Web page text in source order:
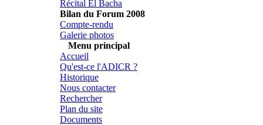
Récital El Bacha
Bilan du Forum 2008
Compte-rendu
Galerie photos
Menu principal
Accueil
Qu'est-ce l'ADICR ?
Historique
Nous contacter
Rechercher
Plan du site
Documents